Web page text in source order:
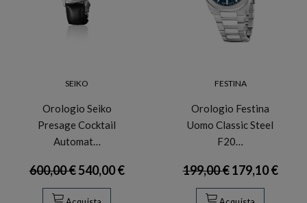
SEIKO
Orologio Seiko
Presage Cocktail
Automat…
600,00 €540,00 €
FESTINA
Orologio Festina
Uomo Classic Steel
F20…
199,00 €179,10 €